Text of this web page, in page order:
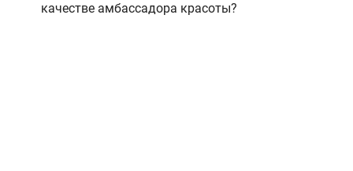
качестве амбассадора красоты?